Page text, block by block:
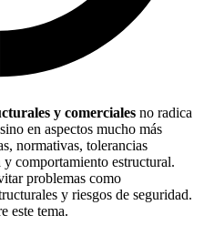
y comerciales no radica
en aspectos mucho más
normativas, tolerancias
comportamiento estructural.
problemas como
y riesgos de seguridad.
este tema.